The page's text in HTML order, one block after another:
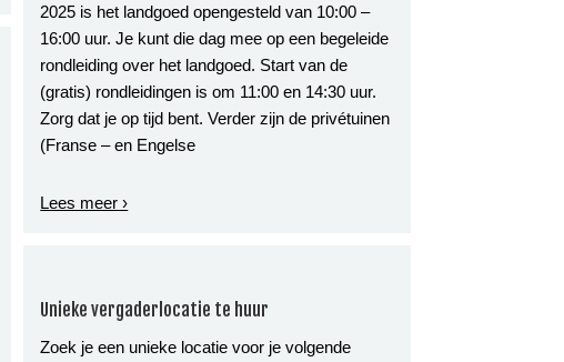
2025 is het landgoed opengesteld van 10:00 –
16:00 uur. Je kunt die dag mee op een begeleide
rondleiding over het landgoed. Start van de
(gratis) rondleidingen is om 11:00 en 14:30 uur.
Zorg dat je op tijd bent. Verder zijn de privétuinen
(Franse – en Engelse
Lees meer ›
Unieke vergaderlocatie te huur
Zoek je een unieke locatie voor je volgende